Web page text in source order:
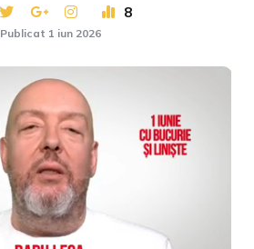
8
Publicat 1 iun 2026